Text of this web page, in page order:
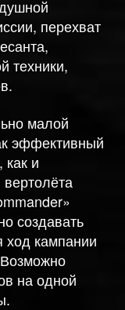
перехват
техники,
малой
эффективный
и
создавать
ход кампании
на одной